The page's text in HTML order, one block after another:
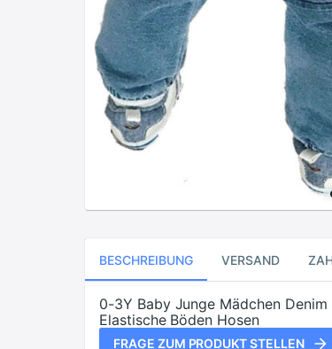
BESCHREIBUNG VERSAND
0-3Y Baby Junge Mädchen
Elastische Böden Hosen
FRAGE ZUM PRODUKT STELLEN